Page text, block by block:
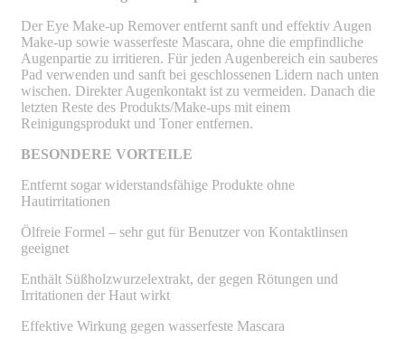
Der Eye Make-up Remover entfernt sanft und effektiv Augen
Make-up sowie wasserfeste Mascara, ohne die empfindliche
Augenpartie zu irritieren. Für jeden Augenbereich ein sauberes
Pad verwenden und sanft bei geschlossenen Lidern nach unten
wischen. Direkter Augenkontakt ist zu vermeiden. Danach die
letzten Reste des Produkts/Make-ups mit einem
Reinigungsprodukt und Toner entfernen.
BESONDERE VORTEILE
Entfernt sogar widerstandsfähige Produkte ohne
Hautirritationen
Ölfreie Formel – sehr gut für Benutzer von Kontaktlinsen
geeignet
Enthält Süßholzwurzelextrakt, der gegen Rötungen und
Irritationen der Haut wirkt
Effektive Wirkung gegen wasserfeste Mascara